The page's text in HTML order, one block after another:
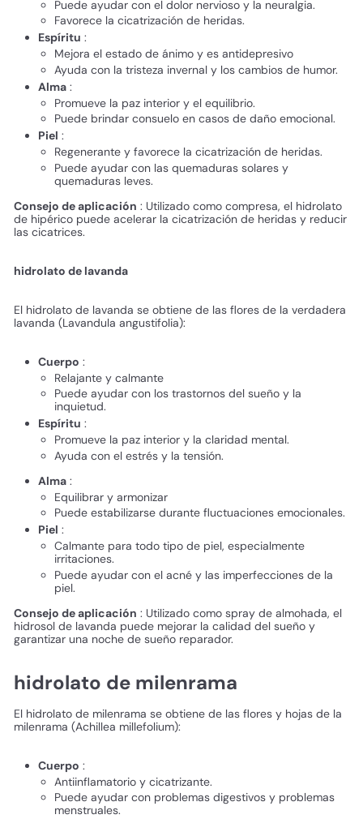
Puede ayudar con el dolor nervioso y la neuralgia.
Favorece la cicatrización de heridas.
Espíritu :
Mejora el estado de ánimo y es antidepresivo
Ayuda con la tristeza invernal y los cambios de humor.
Alma :
Promueve la paz interior y el equilibrio.
Puede brindar consuelo en casos de daño emocional.
Piel :
Regenerante y favorece la cicatrización de heridas.
Puede ayudar con las quemaduras solares y
quemaduras leves.
Consejo de aplicación : Utilizado como compresa, el hidrolato
de hipérico puede acelerar la cicatrización de heridas y reducir
las cicatrices.
hidrolato de lavanda
El hidrolato de lavanda se obtiene de las flores de la verdadera
lavanda (Lavandula angustifolia):
Cuerpo :
Relajante y calmante
Puede ayudar con los trastornos del sueño y la
inquietud.
Espíritu :
Promueve la paz interior y la claridad mental.
Ayuda con el estrés y la tensión.
Alma :
Equilibrar y armonizar
Puede estabilizarse durante fluctuaciones emocionales.
Piel :
Calmante para todo tipo de piel, especialmente
irritaciones.
Puede ayudar con el acné y las imperfecciones de la
piel.
Consejo de aplicación : Utilizado como spray de almohada, el
hidrosol de lavanda puede mejorar la calidad del sueño y
garantizar una noche de sueño reparador.
hidrolato de milenrama
El hidrolato de milenrama se obtiene de las flores y hojas de la
milenrama (Achillea millefolium):
Cuerpo :
Antiinflamatorio y cicatrizante.
Puede ayudar con problemas digestivos y problemas
menstruales.